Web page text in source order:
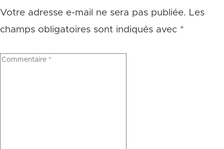
Votre adresse e-mail ne sera pas publiée. Les
champs obligatoires sont indiqués avec *